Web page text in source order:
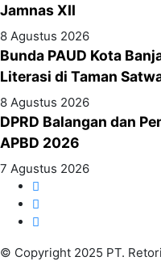
Jamnas XII
8 Agustus 2026
Bunda PAUD Kota
Literasi di Taman
8 Agustus 2026
DPRD Balangan dan
APBD 2026
7 Agustus 2026
© Copyright 2025 PT.